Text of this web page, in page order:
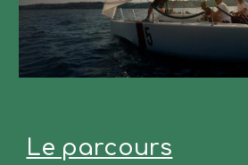
Le parcours